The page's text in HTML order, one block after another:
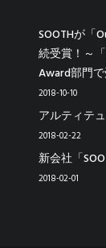
SOOTHが「
続受賞！～
Award部門
2018-10-10
アルティテ
2018-02-22
新会社「
2018-02-01